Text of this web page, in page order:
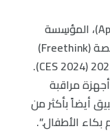
إذ أجرت ابولين ديروتش (Apolline Deroche)، المؤسِسة
والمديرة التنفيذية لكابيلا، مقابلة مع منصة (Freethink)
العلمية أثناء معرض سي إي إس لعام 2024 (CES 2024).
مراقبة
أيضاً بأكثر من
بكاء الأطفال.”.